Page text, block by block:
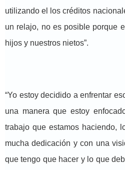
utilizando el los créditos
un relajo, no es posible porque
hijos y nuestros nietos”.
“Yo estoy decidido a enfrentar
una manera que estoy
trabajo que estamos haciendo,
mucha dedicación y con una
que tengo que hacer y lo que